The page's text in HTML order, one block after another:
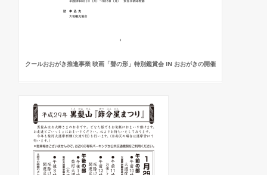
クールおおがき推進事業 映画「聲の形」特別鑑賞会 IN おおがきの開催